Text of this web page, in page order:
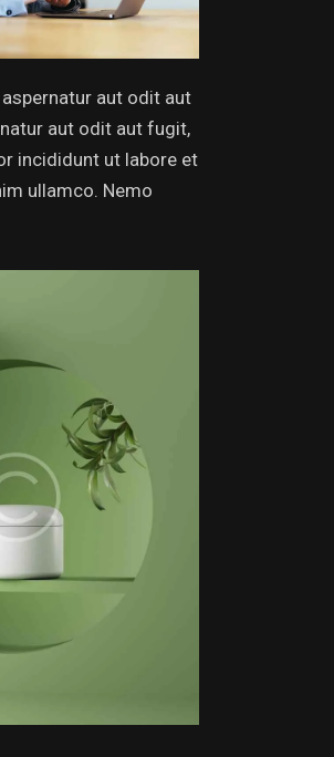
aut odit aut
aut odit aut fugit,
incididunt ut labore et
ullamco. Nemo